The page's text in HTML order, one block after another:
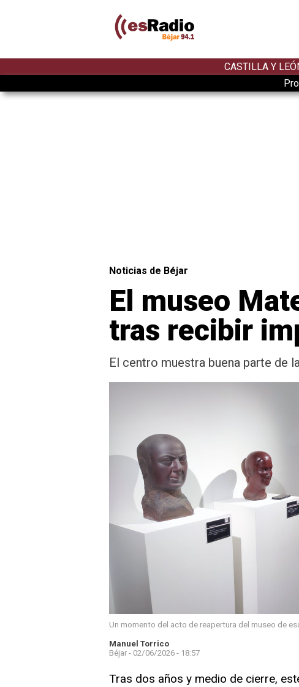
CASTILLA Y
Noticias de Béjar
El museo
tras recibir
El centro muestra buena parte de
Un momento del acto de reapertura del museo de
Manuel Torrico
Béjar - 02/06/2026 - 18:57
Tras dos años y medio de cierre,